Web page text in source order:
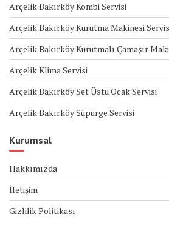
Arçelik Bakırköy Kombi Servisi
Arçelik Bakırköy Kurutma Makinesi
Arçelik Bakırköy Kurutmalı Çamaşır
Arçelik Klima Servisi
Arçelik Bakırköy Set Üstü Ocak Servisi
Arçelik Bakırköy Süpürge Servisi
Kurumsal
Hakkımızda
İletişim
Gizlilik Politikası